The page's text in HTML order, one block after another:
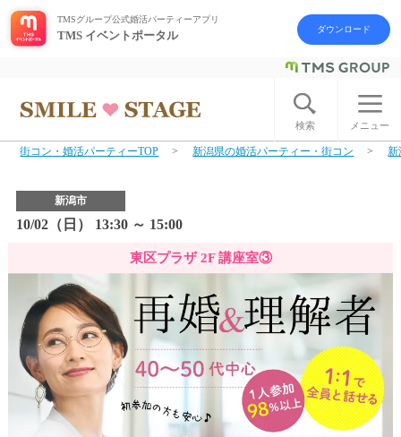
ログイン アカウント登録
今週の婚活パーティー
婚活パーティーの流れ
よくあるご質問
アフターアプローチとは
お問い合わせ
TMSグループ公式婚活パーティーアプリ
TMS イベントポータル ダウンロード
検索 メニュー
街コン・婚活パーティーTOP 新潟県の婚活パーティー・街コン 新
新潟市
10/02（日） 13:30 ～ 15:00
東区プラザ 2F 講座室③